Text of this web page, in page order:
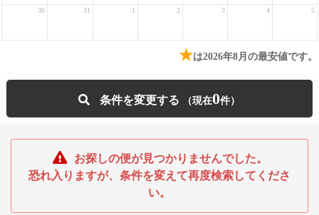
30 31 1 2 3 4 5
★は2026年8月の最安値です。
条件を変更する 0
お探しの便が見つかりませんでした。
恐れ入りますが、条件を変えて再度検索してくださ
い。